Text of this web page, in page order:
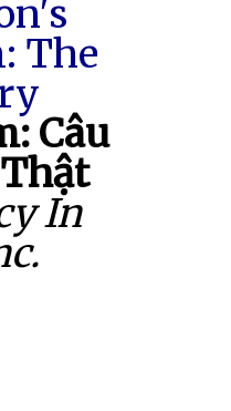
The
Câu
In